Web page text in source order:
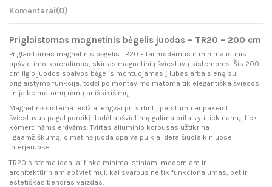
Komentarai(0)
Priglaistomas magnetinis bėgelis juodas – TR20 – 200 cm
Priglaistomas magnetinis bėgelis TR20 – tai modernus ir minimalistinis
apšvietimo sprendimas, skirtas magnetinių šviestuvų sistemoms. Šis 200
cm ilgio juodos spalvos bėgelis montuojamas į lubas arba sieną su
priglaistymo funkcija, todėl po montavimo matoma tik elegantiška šviesos
linija be matomų rėmų ar išsikišimų.
Magnetinė sistema leidžia lengvai pritvirtinti, perstumti ar pakeisti
šviestuvus pagal poreikį, todėl apšvietimą galima pritaikyti tiek namų, tiek
komercinėms erdvėms. Tvirtas aliuminio korpusas užtikrina
ilgaamžiškumą, o matinė juoda spalva puikiai dera šiuolaikiniuose
interjeruose.
TR20 sistema idealiai tinka minimalistiniam, moderniam ir
architektūriniam apšvietimui, kai svarbus ne tik funkcionalumas, bet ir
estetiškas bendras vaizdas.